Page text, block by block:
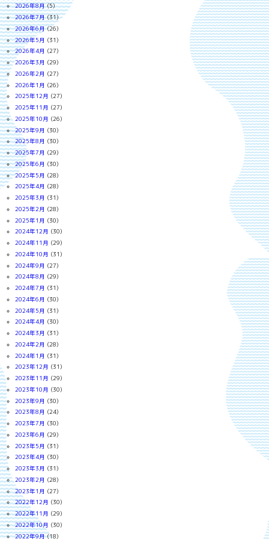
2026年8月(5)
2026年7月(31)
2026年6月(26)
2026年5月 (31)
2026年4月 (27)
2026年3月 (29)
2026年2月 (27)
2026年1月 (26)
2025年12月 (27)
2025年11月 (27)
2025年10月 (26)
2025年9月 (30)
2025年8月 (30)
2025年7月 (29)
2025年6月 (30)
2025年5月 (28)
2025年4月 (28)
2025年3月 (31)
2025年2月 (28)
2025年1月 (30)
2024年12月 (30)
2024年11月 (29)
2024年10月 (31)
2024年9月 (27)
2024年8月 (29)
2024年7月 (31)
2024年6月 (30)
2024年5月 (31)
2024年4月 (30)
2024年3月 (31)
2024年2月 (28)
2024年1月 (31)
2023年12月 (31)
2023年11月 (29)
2023年10月 (30)
2023年9月 (30)
2023年8月 (24)
2023年7月 (30)
2023年6月 (29)
2023年5月 (31)
2023年4月 (30)
2023年3月 (31)
2023年2月 (28)
2023年1月 (27)
2022年12月 (30)
2022年11月 (29)
2022年10月 (30)
2022年9月(18)